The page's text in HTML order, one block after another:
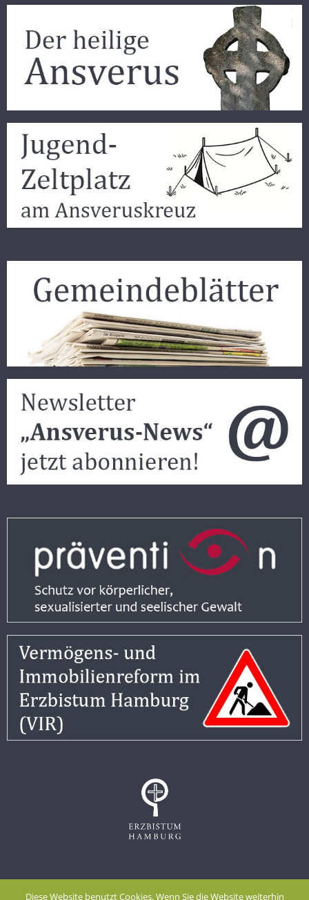
Impressum
Datenschutzerklärung
Diese Website benutzt Cookies. Wenn Sie die Website weiterhin